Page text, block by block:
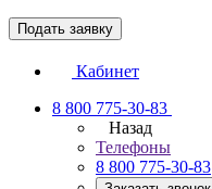
Подать заявку
Кабинет
8 800 775-30-83
Назад
Телефоны
8 800 775-30-83